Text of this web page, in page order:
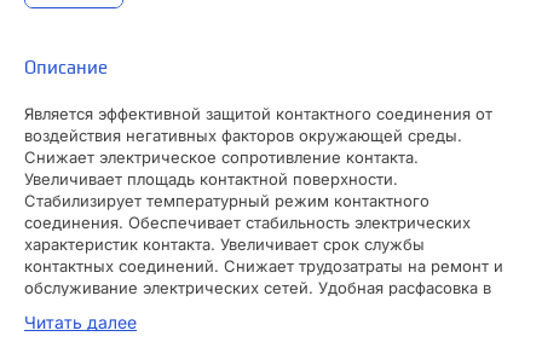
Описание
Является эффективной защитой контактного соединения от
воздействия негативных факторов окружающей среды.
Снижает электрическое сопротивление контакта.
Увеличивает площадь контактной поверхности.
Стабилизирует температурный режим контактного
соединения. Обеспечивает стабильность электрических
характеристик контакта. Увеличивает срок службы
контактных соединений. Снижает трудозатраты на ремонт и
обслуживание электрических сетей. Удобная расфасовка в
и делает ее незаменимой в рабочем наборе
Читать далее